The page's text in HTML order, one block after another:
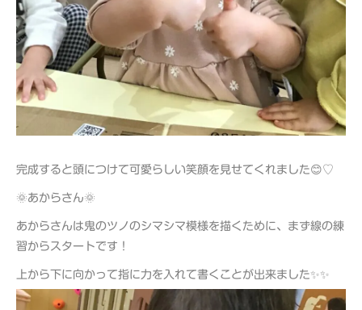
完成すると頭につけて可愛らしい笑顔を見せてくれました😊♡
🌞あからさん🌞
あからさんは鬼のツノのシマシマ模様を描くために、まず線の練
習からスタートです！
上から下に向かって指に力を入れて書くことが出来ました✨✨